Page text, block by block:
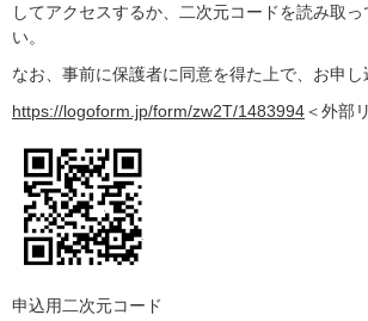
してアクセスするか、二次元コードを読み取
い。
なお、事前に保護者に同意を得た上で、お申し
https://logoform.jp/form/zw2T/1483994＜外部
​申込用二次元コード